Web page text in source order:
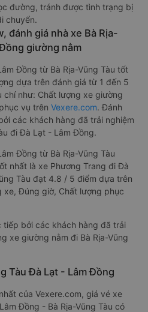
đường, tránh được tình trạng bị
chuyển.
đánh giá nhà xe Bà Rịa-
giường nằm
Đồng từ Bà Rịa-Vũng Tàu tốt
dựa trên đánh giá từ 1 đến 5
như: Chất lượng xe giường
vụ trên Vexere.com. Đánh
các khách hàng đã trải nghiệm
đi Đà Lạt - Lâm Đồng.
Đồng từ Bà Rịa-Vũng Tàu
nhất là xe Phương Trang đi Đà
Tàu đạt 4.8 / 5 điểm dựa trên
xe, Đúng giờ, Chất lượng phục
bởi các khách hàng đã trải
xe giường nằm đi Bà Rịa-Vũng
Tàu Đà Lạt - Lâm Đồng
của Vexere.com, giá vé xe
Đồng - Bà Rịa-Vũng Tàu có